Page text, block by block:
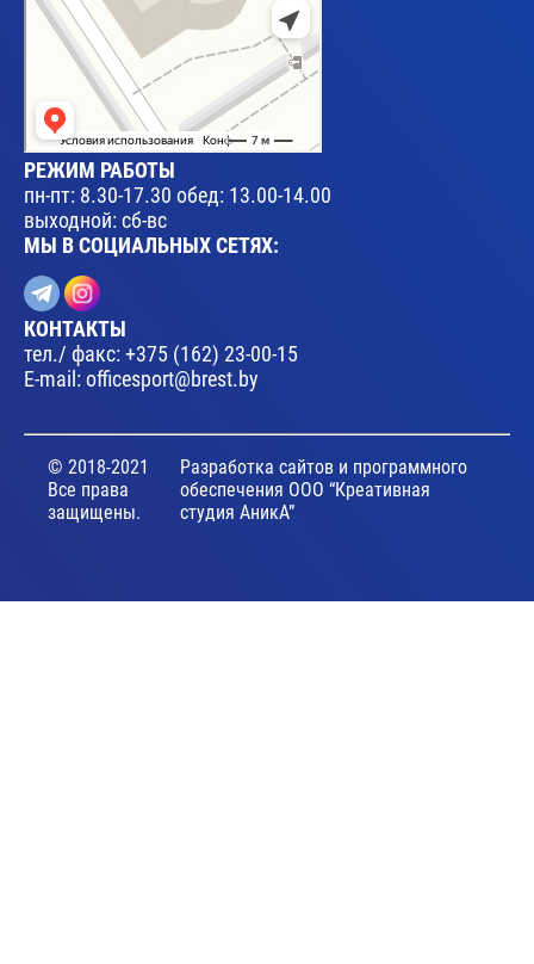
РЕЖИМ РАБОТЫ
пн-пт: 8.30-17.30 обед: 13.00-14.00
выходной: сб-вс
МЫ В СОЦИАЛЬНЫХ СЕТЯХ:
КОНТАКТЫ
тел./ факс:+375 (162) 23-00-15
E-mail: officesport@brest.by
© 2018-2021
Все права
защищены.
Разработка сайтов и программного
обеспечения ООО “Креативная
студия АникА”